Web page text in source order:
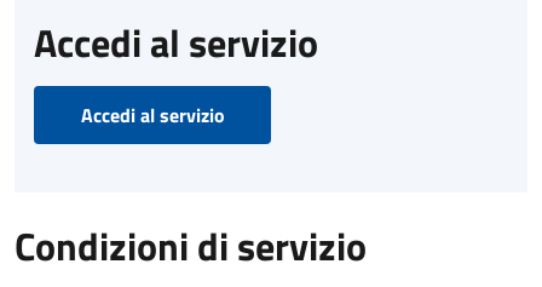
Accedi al servizio
Accedi al servizio
Condizioni di servizio